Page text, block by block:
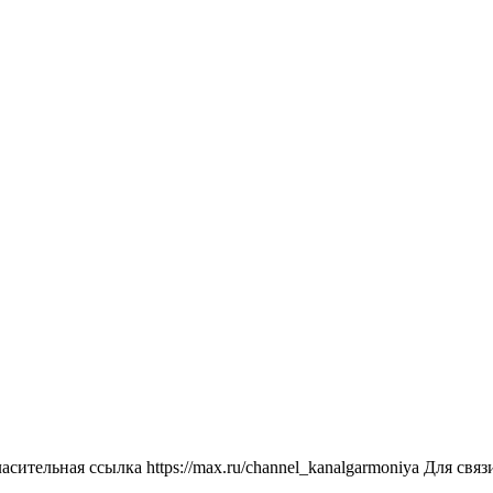
ссылка https://max.ru/channel_kanalgarmoniya Для